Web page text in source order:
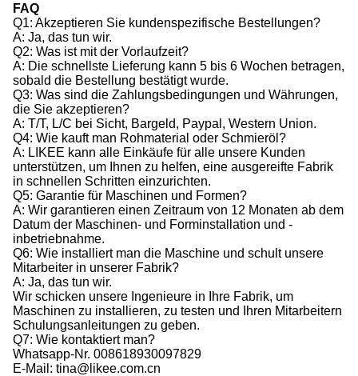
FAQ
Q1: Akzeptieren Sie kundenspezifische Bestellungen?
A: Ja, das tun wir.
Q2: Was ist mit der Vorlaufzeit?
A: Die schnellste Lieferung kann 5 bis 6 Wochen betragen,
sobald die Bestellung bestätigt wurde.
Q3: Was sind die Zahlungsbedingungen und Währungen,
die Sie akzeptieren?
A: T/T, L/C bei Sicht, Bargeld, Paypal, Western Union.
Q4: Wie kauft man Rohmaterial oder Schmieröl?
A: LIKEE kann alle Einkäufe für alle unsere Kunden
unterstützen, um Ihnen zu helfen, eine ausgereifte Fabrik
in schnellen Schritten einzurichten.
Q5: Garantie für Maschinen und Formen?
A: Wir garantieren einen Zeitraum von 12 Monaten ab dem
Datum der Maschinen- und Forminstallation und -
inbetriebnahme.
Q6: Wie installiert man die Maschine und schult unsere
Mitarbeiter in unserer Fabrik?
A: Ja, das tun wir.
Wir schicken unsere Ingenieure in Ihre Fabrik, um
Maschinen zu installieren, zu testen und Ihren Mitarbeitern
Schulungsanleitungen zu geben.
Q7: Wie kontaktiert man?
Whatsapp-Nr. 008618930097829
E-Mail: tina@likee.com.cn